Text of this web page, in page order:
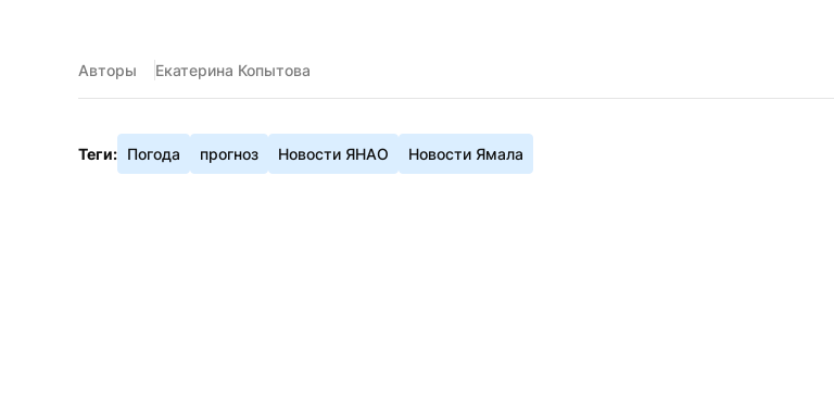
Авторы Екатерина Копытова
Теги: Погода прогноз Новости ЯНАО Новости Ямала